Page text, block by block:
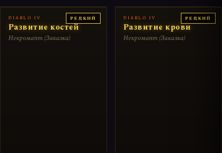
РЕДКИЙ
DIABLO IV
Развитие костей
Некромант (Закалка)
РЕДКИЙ
DIABLO IV
Развитие крови
Некромант (Закалка)